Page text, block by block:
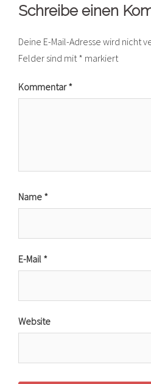
Schreibe einen
Deine E-Mail-Adresse wird nicht
Felder sind mit * markiert
Kommentar*
Name *
E-Mail *
Website